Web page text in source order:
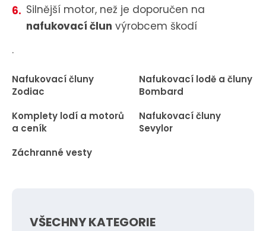
Silnější motor, než je doporučen na
nafukovací člun výrobcem škodí
.
Nafukovací čluny
Zodiac
Nafukovací lodě a čluny
Bombard
Komplety lodí a motorů
a ceník
Nafukovací čluny
Sevylor
Záchranné vesty
VŠECHNY KATEGORIE